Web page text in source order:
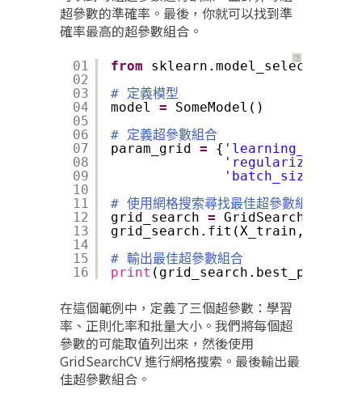
超參數的準確率。最後，你就可以找到準
確率最高的超參數組合。
？
01
02
03
04
05
06
07
08
09
10
11
12
13
14
15
16
from sklearn.model_selection
# 定義模型
model =
SomeModel()
# 定義超參數組合
param_grid = { 'learning_rate'
'batch_size'
# 使用網格搜索尋找最佳超參數組合
grid_search =
grid_search.fit(X_train,
# 輸出最佳超參數組合
print (grid_search.best_params_)
在這個範例中，定義了三個超參數：學習
率、正則化率和批量大小。我們將每個超
參數的可能取值列出來，然後使用
GridSearchCV 進行網格搜索。最後輸出最
佳超參數組合。